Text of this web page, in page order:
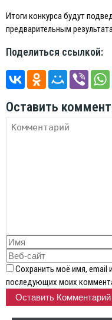
Итоги конкурса будут
предварительным
Поделиться ссылкой:
Оставить
Сохранить моё имя, email
последующих моих